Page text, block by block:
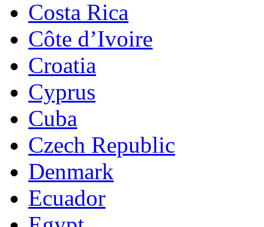
Costa Rica
Côte d’Ivoire
Croatia
Cyprus
Cuba
Czech Republic
Denmark
Ecuador